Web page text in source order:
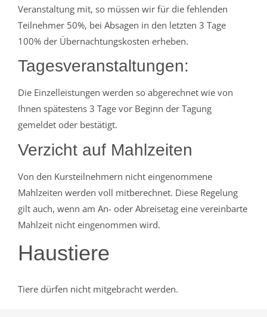
Veranstaltung mit, so müssen wir für die fehlenden
Teilnehmer 50%, bei Absagen in den letzten 3 Tage
100% der Übernachtungskosten erheben.
Tagesveranstaltungen:
Die Einzelleistungen werden so abgerechnet wie von
Ihnen spätestens 3 Tage vor Beginn der Tagung
gemeldet oder bestätigt.
Verzicht auf Mahlzeiten
Von den Kursteilnehmern nicht eingenommene
Mahlzeiten werden voll mitberechnet. Diese Regelung
gilt auch, wenn am An- oder Abreisetag eine vereinbarte
Mahlzeit nicht eingenommen wird.
Haustiere
Tiere dürfen nicht mitgebracht werden.